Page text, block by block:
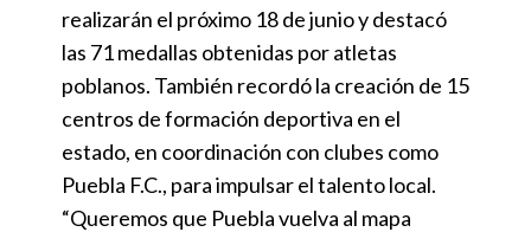
realizarán el próximo 18 de junio y destacó
las 71 medallas obtenidas por atletas
poblanos. También recordó la creación de 15
centros de formación deportiva en el
estado, en coordinación con clubes como
Puebla F.C., para impulsar el talento local.
“Queremos que Puebla vuelva al mapa